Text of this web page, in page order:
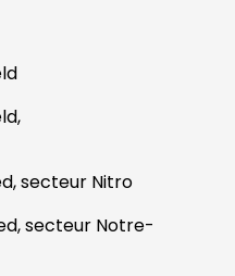
secteur Nitro
secteur Notre-